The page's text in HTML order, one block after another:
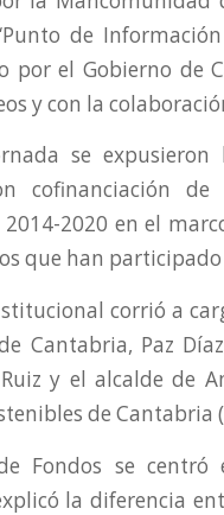
de
por el Gobierno de
y con la
se
cofinanciación
2020 en el
que han
corrió a
Cantabria, Paz
y el alcalde de
de Cantabria
Fondos se centró
la diferencia